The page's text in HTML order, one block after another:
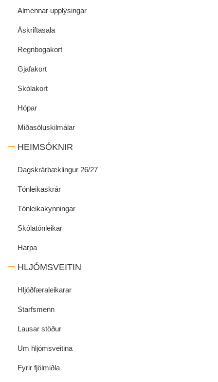
Almennar upplýsingar
Áskriftasala
Regnbogakort
Gjafakort
Skólakort
Hópar
Miðasöluskilmálar
HEIMSÓKNIR
Dagskrárbæklingur 26/27
Tónleikaskrár
Tónleikakynningar
Skólatónleikar
Harpa
HLJÓMSVEITIN
Hljóðfæraleikarar
Starfsmenn
Lausar stöður
Um hljómsveitina
Fyrir fjölmiðla